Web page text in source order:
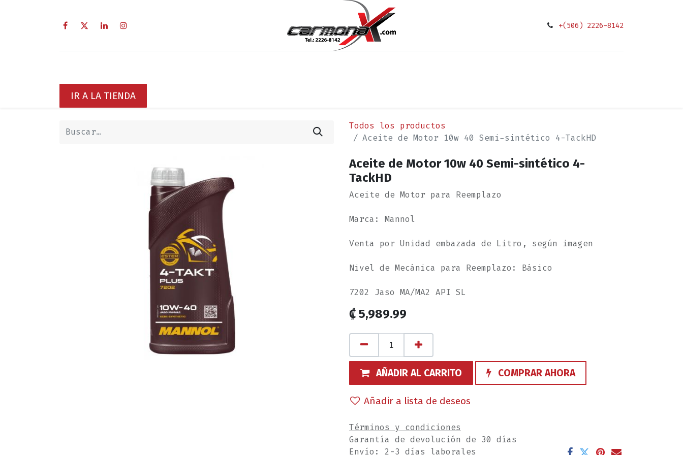
+(506) 2226-8142
IR A LA TIENDA
Todos los productos
Aceite de Motor 10w 40 Semi-sintético 4-TackHD
Aceite de Motor 10w 40 Semi-sintético 4-
TackHD
Aceite de Motor para Reemplazo
Marca: Mannol
Venta por Unidad embazada de Litro, según imagen
Nivel de Mecánica para Reemplazo: Básico
7202 Jaso MA/MA2 API SL
₡ 5,989.99
AÑADIR AL CARRITO COMPRAR AHORA
Añadir a lista de deseos
Términos y condiciones
Garantía de devolución de 30 días
Envío: 2-3 días laborales